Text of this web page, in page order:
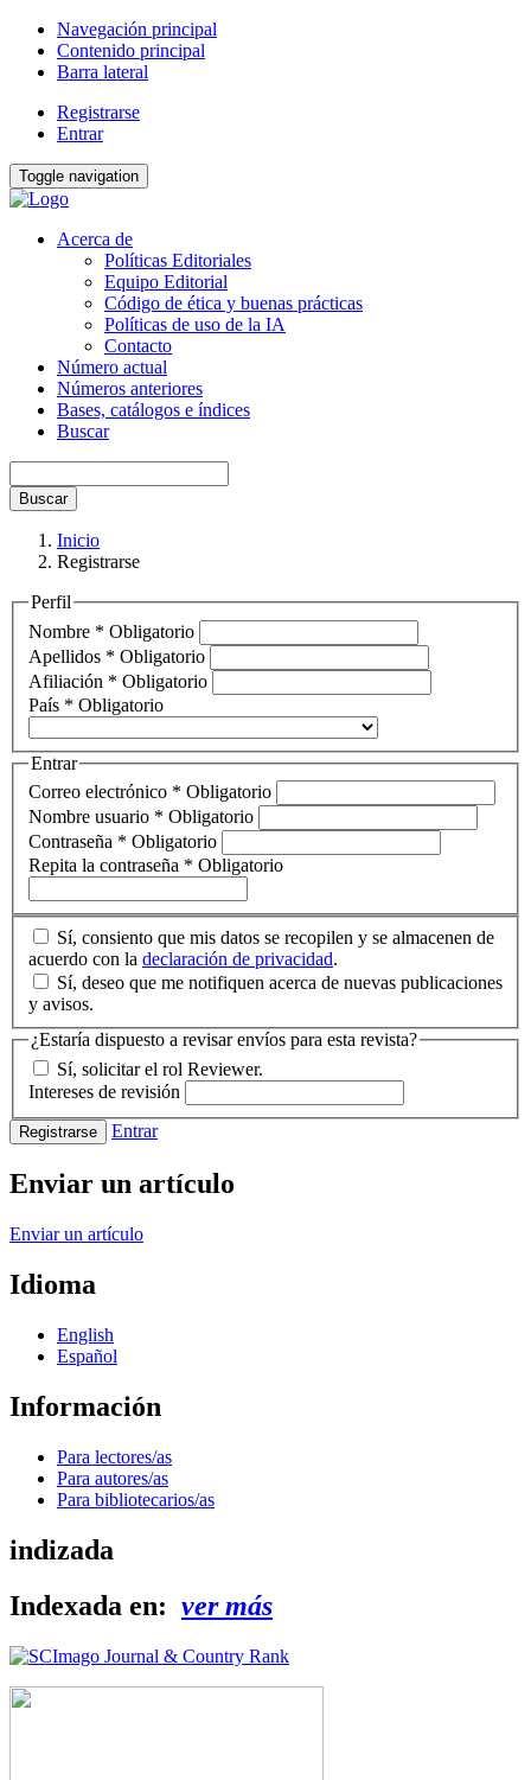
Navegación principal
Contenido principal
Barra lateral
Registrarse
Entrar
Toggle navigation
Acerca de
Políticas Editoriales
Equipo Editorial
Código de ética y buenas prácticas
Políticas de uso de la IA
Contacto
Número actual
Números anteriores
Bases, catálogos e índices
Buscar
Buscar
Inicio
Registrarse
Perfil
Nombre * Obligatorio
Apellidos * Obligatorio
Afiliación * Obligatorio
País * Obligatorio
Entrar
Correo electrónico * Obligatorio
Nombre usuario * Obligatorio
Contraseña * Obligatorio
Repita la contraseña * Obligatorio
acuerdo con la declaración de privacidad.
y avisos.
¿Estaría dispuesto a revisar envíos para esta revista?
Sí, solicitar el rol Reviewer.
Intereses de revisión
Registrarse Entrar
Enviar un artículo
Enviar un artículo
Idioma
English
Español
Información
Para lectores/as
Para autores/as
Para bibliotecarios/as
indizada
Indexada en: ver más